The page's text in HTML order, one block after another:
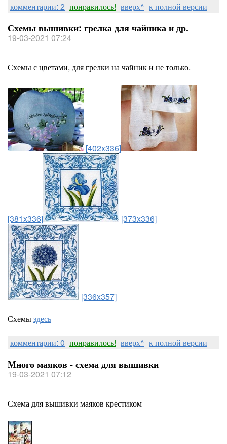
комментарии: 2 понравилось! вверх^ к полной версии
Схемы вышивки: грелка для чайника и др.
19-03-2021 07:24
Схемы с цветами, для грелки на чайник и не только.
[402x336]
[381x336] [373x336]
[336x357]
Схемыздесь
комментарии: 0 понравилось! вверх^ к полной версии
Много маяков - схема для вышивки
19-03-2021 07:12
Схема для вышивки маяков крестиком